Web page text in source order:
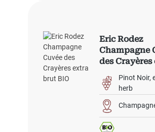
Eric Rodez
Champagne
des
brut BIO
Pinot Noir
herb